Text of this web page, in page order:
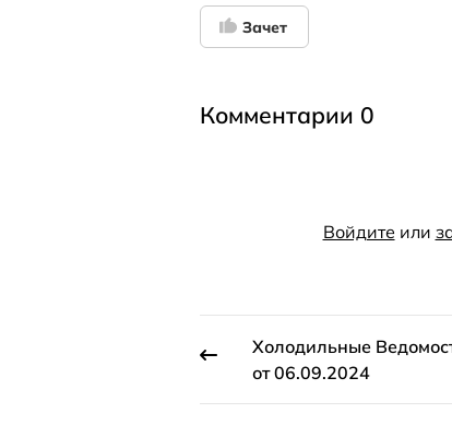
Зачет
Комментарии 0
Войдите или
Холодильные
от 06.09.2024